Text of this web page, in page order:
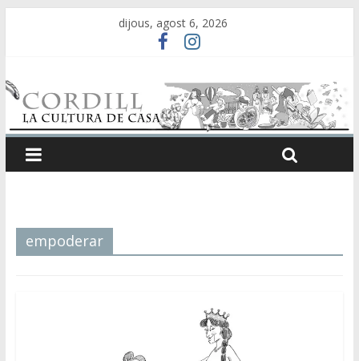
dijous, agost 6, 2026
empoderar